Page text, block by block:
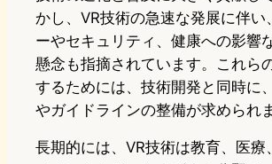
かし、VR技術の急速な発展に伴い
ーやセキュリティ、健康への影響
懸念も指摘されています。これら
するためには、技術開発と同時に
やガイドラインの整備が求められま
長期的には、VR技術は教育、医療